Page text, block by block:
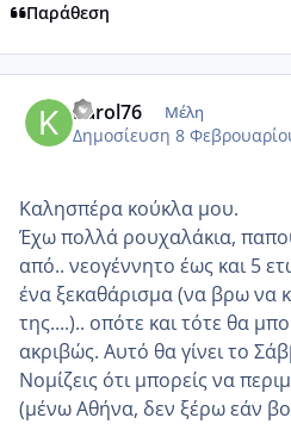
Παράθεση
Karol76 Μέλη
Δημοσίευση 8
Καλησπέρα κούκλα μου.
Έχω πολλά ρουχαλάκια,
από.. νεογέννητο έως και 5
ένα ξεκαθάρισμα (να βρω να
της....).. οπότε και τότε θα
ακριβώς. Αυτό θα γίνει το
Νομίζεις ότι μπορείς να
(μένω Αθήνα, δεν ξέρω εάν